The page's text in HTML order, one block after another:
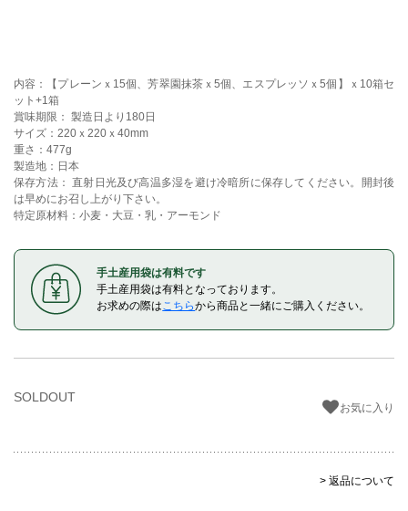
内容：【プレーンｘ15個、芳翠園抹茶ｘ5個、エスプレッソｘ5個】ｘ10箱セ
ット+1箱
賞味期限： 製造日より180日
サイズ：220ｘ220ｘ40mm
重さ：477g
製造地：日本
保存方法： 直射日光及び高温多湿を避け冷暗所に保存してください。開封後
は早めにお召し上がり下さい。
特定原材料：小麦・大豆・乳・アーモンド
手土産用袋は有料です
手土産用袋は有料となっております。
お求めの際はこちらから商品と一緒にご購入ください。
SOLDOUT
お気に入り
> 返品について